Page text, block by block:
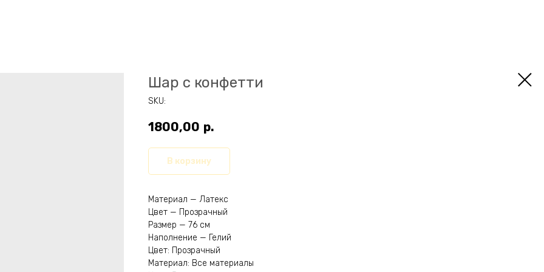
Шар с конфетти
SKU:
1800,00 р.
В корзину
Материал — Латекс
Цвет — Прозрачный
Размер — 76 см
Наполнение — Гелий
Цвет: Прозрачный
Материал: Все материалы